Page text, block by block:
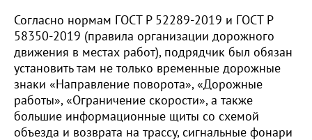
Согласно нормам ГОСТ Р 52289-2019 и ГОСТ Р
58350-2019 (правила организации дорожного
движения в местах работ), подрядчик был обязан
установить там не только временные дорожные
знаки «Направление поворота», «Дорожные
работы», «Ограничение скорости», а также
большие информационные щиты со схемой
объезда и возврата на трассу, сигнальные фонари